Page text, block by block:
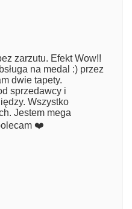
zarzutu. Efekt Wow!!
na medal :) przez
dwie tapety.
sprzedawcy i
Wszystko
Jestem mega
❤️